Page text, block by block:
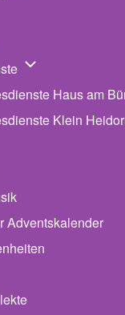
Unternavigation
Haus am
Klein
Adventskalender